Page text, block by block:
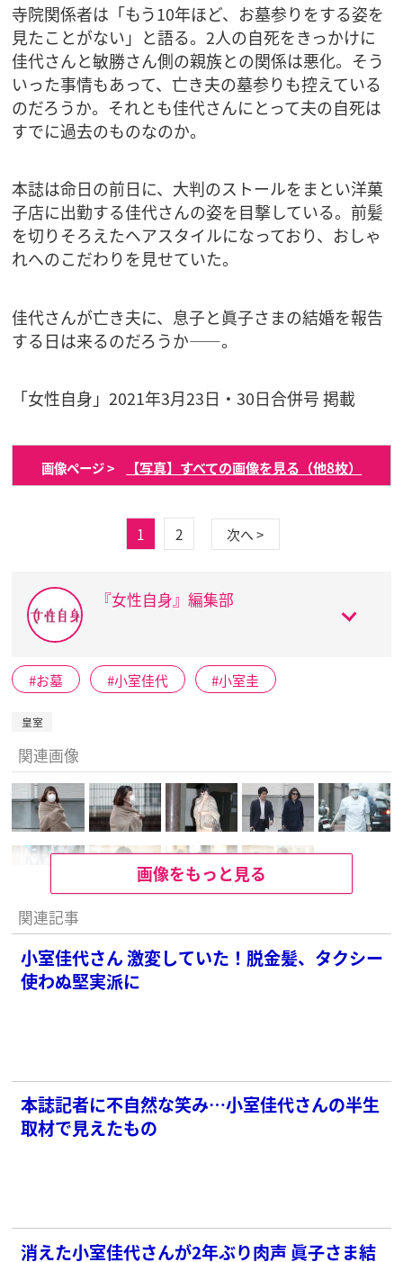
寺院関係者は「もう10年ほど、お墓参りをする姿を
見たことがない」と語る。2人の自死をきっかけに
佳代さんと敏勝さん側の親族との関係は悪化。そう
いった事情もあって、亡き夫の墓参りも控えている
のだろうか。それとも佳代さんにとって夫の自死は
すでに過去のものなのか。
本誌は命日の前日に、大判のストールをまとい洋菓
子店に出勤する佳代さんの姿を目撃している。前髪
を切りそろえたヘアスタイルになっており、おしゃ
れへのこだわりを見せていた。
佳代さんが亡き夫に、息子と眞子さまの結婚を報告
する日は来るのだろうか――。
「女性自身」2021年3月23日・30日合併号 掲載
画像ページ > 【写真】すべての画像を見る（他8枚）
1 2 次へ >
『女性自身』編集部
お墓 小室佳代 小室圭
皇室
関連画像
画像をもっと見る
関連記事
小室佳代さん 激変していた！脱金髪、タクシー
使わぬ堅実派に
本誌記者に不自然な笑み…小室佳代さんの半生
取材で見えたもの
消えた小室佳代さんが2年ぶり肉声 眞子さま結